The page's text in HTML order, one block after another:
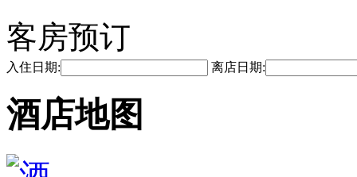
客房预订
入住日期: 离店日期:
酒店地图